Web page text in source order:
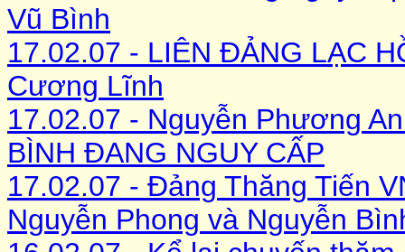
Vũ Bình
17.02.07 - LIÊN ĐẢNG LẠC
Cương Lĩnh
17.02.07 - Nguyễn Phương
BÌNH ĐANG NGUY CẤP
17.02.07 - Đảng Thăng Tiến
Nguyễn Phong và Nguyễn